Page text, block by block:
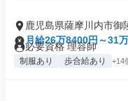
鹿児島県薩摩川内市御
月給26万8400円～31
必要資格 理容師
制服あり 歩合給あり +14